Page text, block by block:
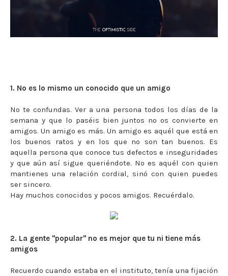
1. No es lo mismo un conocido que un amigo
No te confundas. Ver a una persona todos los días de la
semana y que lo paséis bien juntos no os convierte en
amigos. Un amigo es más. Un amigo es aquél que está en
los buenos ratos y en los que no son tan buenos. Es
aquella persona que conoce tus defectos e inseguridades
y que aún así sigue queriéndote. No es aquél con quien
mantienes una relación cordial, sinó con quien puedes
ser sincero.
Hay muchos conocidos y pocos amigos. Recuérdalo.
2. La gente "popular" no es mejor que tu ni tiene más
amigos
Recuerdo cuando estaba en el instituto, tenía una fijación